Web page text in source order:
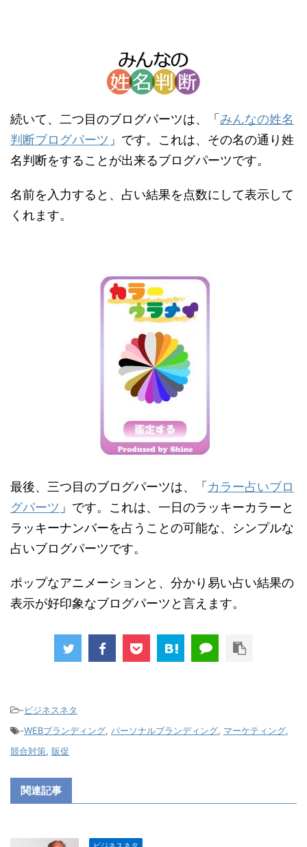
続いて、二つ目のブログパーツは、「 みんなの姓名
判断ブログパーツ 」です。これは、その名の通り姓
名判断をすることが出来るブログパーツです。
名前を入力すると、占い結果を点数にして表示して
くれます。
最後、三つ目のブログパーツは、「 カラー占いブロ
グパーツ 」です。これは、一日のラッキーカラーと
ラッキーナンバーを占うことの可能な、シンプルな
占いブログパーツです。
ポップなアニメーションと、分かり易い占い結果の
表示が好印象なブログパーツと言えます。
-ビジネスネタ
-WEBブランディング, パーソナルブランディング, マーケティング,
競合対策, 販促
関連記事